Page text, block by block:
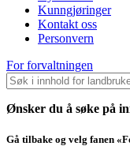
Kunngjøringer
Kontakt oss
Personvern
For forvaltningen
Ønsker du å søke på
Gå tilbake og velg fanen